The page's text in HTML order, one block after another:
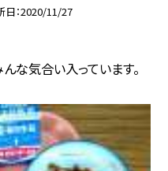
日 2020/11/27
な気合い入っています。